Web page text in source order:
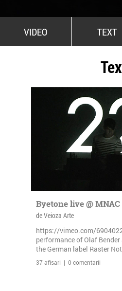
VIDEO TEXT
Byetone live @ MNAC
de Veioza Arte
https://vimeo.com/
performance of Olaf
the German label Raster
37 afisari | 0 comentarii